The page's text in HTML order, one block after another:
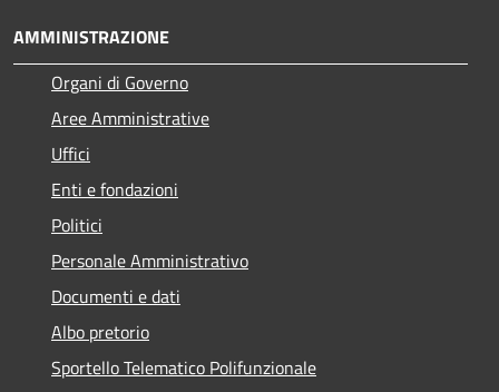
AMMINISTRAZIONE
Organi di Governo
Aree Amministrative
Uffici
Enti e fondazioni
Politici
Personale Amministrativo
Documenti e dati
Albo pretorio
Sportello Telematico Polifunzionale